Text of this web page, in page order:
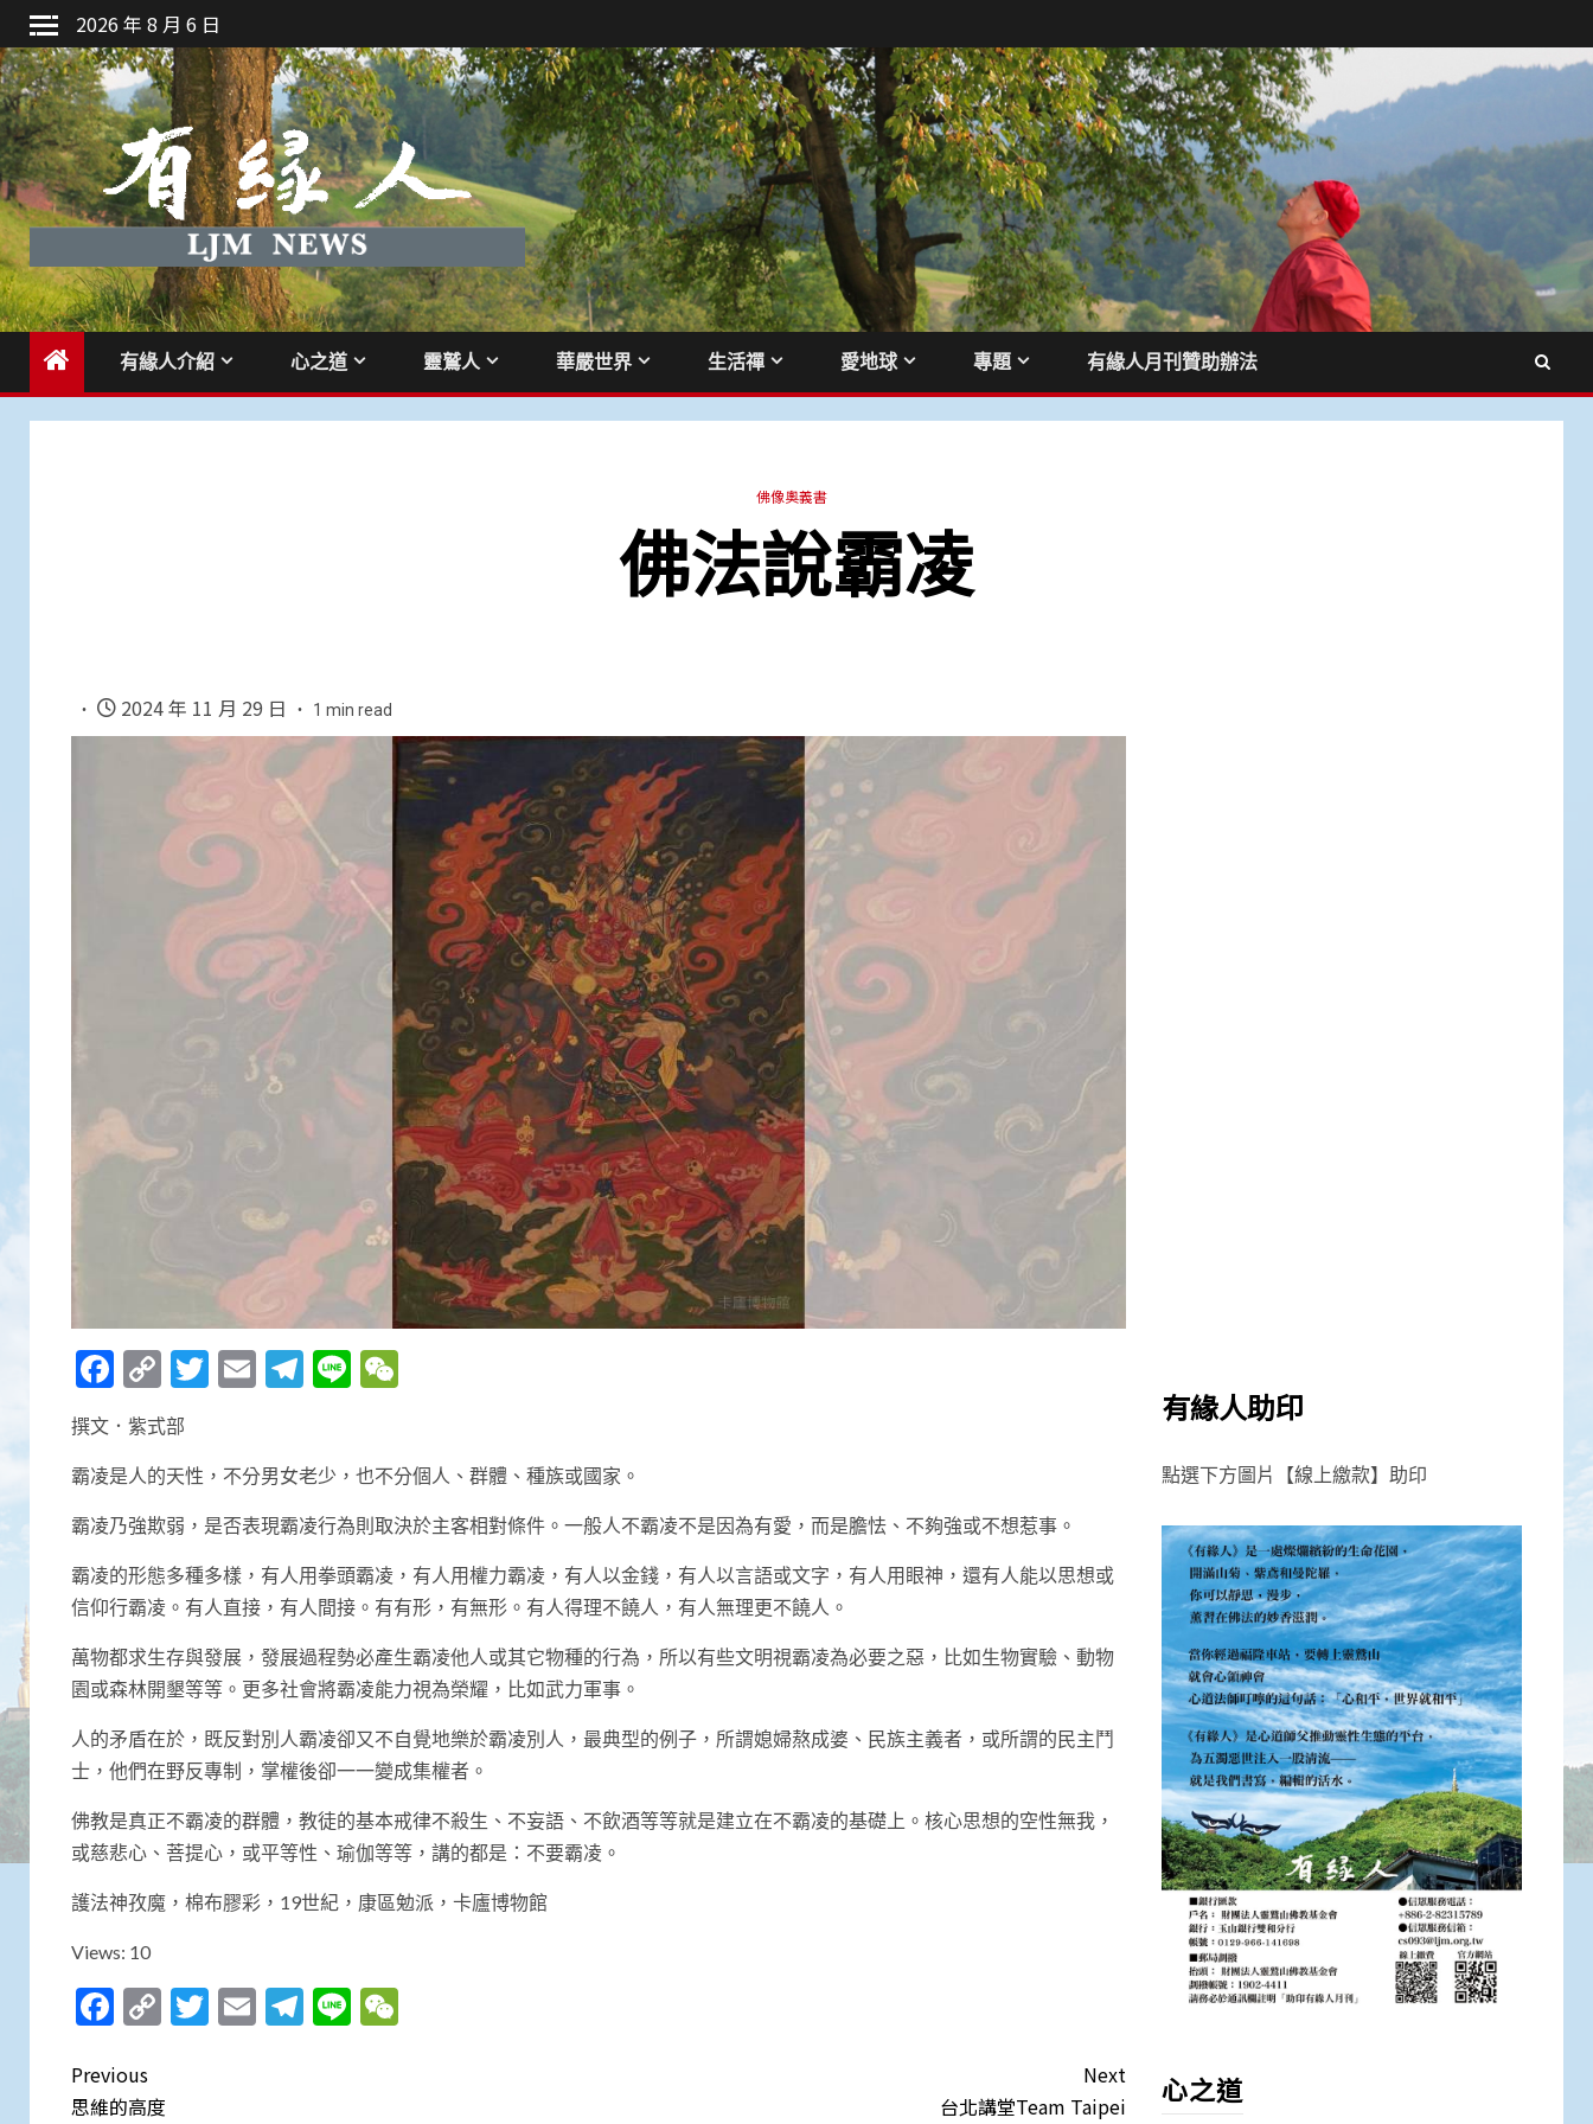
Skip
to
content
2026 年 8 月 6 日
有緣人介紹 心之道 靈鷲人 華嚴世界 生活禪 愛地球 專題 有緣人月刊贊助辦法
佛像奧義書
佛法說霸凌
2024 年 11 月 29 日 1 min read
Facebook
Copy
Link
Twitter
EmailTelegram
Line
撰文．紫式部
霸凌是人的天性，不分男女老少，也不分個人、群體、種族或國家。
霸凌乃強欺弱，是否表現霸凌行為則取決於主客相對條件。一般人不霸凌不是因為有愛，而是膽怯、不夠強或不想惹事。
霸凌的形態多種多樣，有人用拳頭霸凌，有人用權力霸凌，有人以金錢，有人以言語或文字，有人用眼神，還有人能以思想或
信仰行霸凌。有人直接，有人間接。有有形，有無形。有人得理不饒人，有人無理更不饒人。
萬物都求生存與發展，發展過程勢必產生霸凌他人或其它物種的行為，所以有些文明視霸凌為必要之惡，比如生物實驗、動物
園或森林開墾等等。更多社會將霸凌能力視為榮耀，比如武力軍事。
人的矛盾在於，既反對別人霸凌卻又不自覺地樂於霸凌別人，最典型的例子，所謂媳婦熬成婆、民族主義者，或所謂的民主鬥
士，他們在野反專制，掌權後卻一一變成集權者。
佛教是真正不霸凌的群體，教徒的基本戒律不殺生、不妄語、不飲酒等等就是建立在不霸凌的基礎上。核心思想的空性無我，
或慈悲心、菩提心，或平等性、瑜伽等等，講的都是：不要霸凌。
護法神孜魔，棉布膠彩，19世紀，康區勉派，卡廬博物館
Views: 10
Facebook
CopyTwitter
EmailTelegram
Line
Post
Previous
思維的高度
Next
台北講堂Team Taipei
有緣人助印
點選下方圖片【線上繳款】助印
心之道